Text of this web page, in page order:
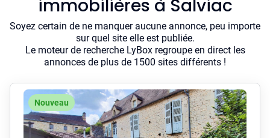
immobilières à Salviac
Soyez certain de ne manquer aucune annonce, peu importe
sur quel site elle est publiée.
Le moteur de recherche LyBox regroupe en direct les
annonces de plus de 1500 sites différents !
Nouveau